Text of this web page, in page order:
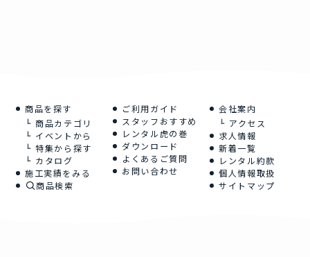
商品を探す
商品カテゴリ
イベントから
特集から探す
カタログ
施工実績をみる
商品検索
ご利用ガイド
スタッフおすすめ
レンタル虎の巻
ダウンロード
よくあるご質問
お問い合わせ
会社案内
アクセス
求人情報
新着一覧
レンタル約款
個人情報取扱
サイトマップ